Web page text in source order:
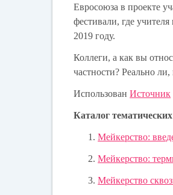
Евросоюза в проекте
фестивали, где
2019 году.
Коллеги, а как вы
частности? Реально
ИспользованИсточник
Каталог
Мейкерство:
Мейкерство:
Мейкерство